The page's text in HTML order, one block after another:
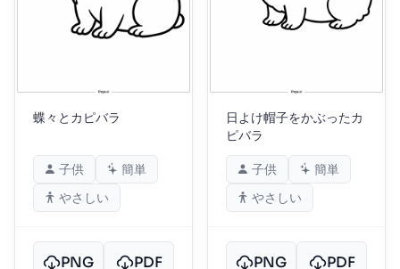
蝶々とカピバラ
子供
簡単
やさしい
PNG PDF
日よけ帽子をかぶったカ
ピバラ
子供
簡単
やさしい
PNG PDF